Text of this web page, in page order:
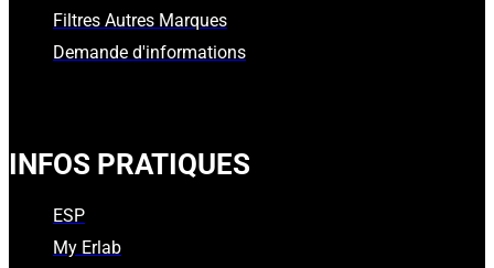
Filtres Autres Marques
Demande d'informations
INFOS PRATIQUES
ESP
My Erlab